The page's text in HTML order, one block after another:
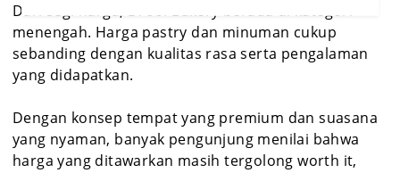
Dari segi harga, Drool Bakery berada di kategori
menengah. Harga pastry dan minuman cukup
sebanding dengan kualitas rasa serta pengalaman
yang didapatkan.
Dengan konsep tempat yang premium dan suasana
yang nyaman, banyak pengunjung menilai bahwa
harga yang ditawarkan masih tergolong worth it,